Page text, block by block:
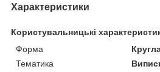
Характеристики
Користувальницькі
Форма
Тематика